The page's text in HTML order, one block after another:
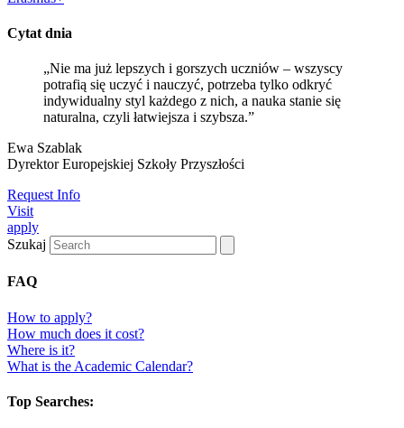
Cytat dnia
„Nie ma już lepszych i gorszych uczniów – wszyscy
potrafią się uczyć i nauczyć, potrzeba tylko odkryć
indywidualny styl każdego z nich, a nauka stanie się
naturalna, czyli łatwiejsza i szybsza.”
Ewa Szablak
Dyrektor Europejskiej Szkoły Przyszłości
Request Info
Visit
apply
Szukaj
FAQ
How to apply?
How much does it cost?
Where is it?
What is the Academic Calendar?
Top Searches: